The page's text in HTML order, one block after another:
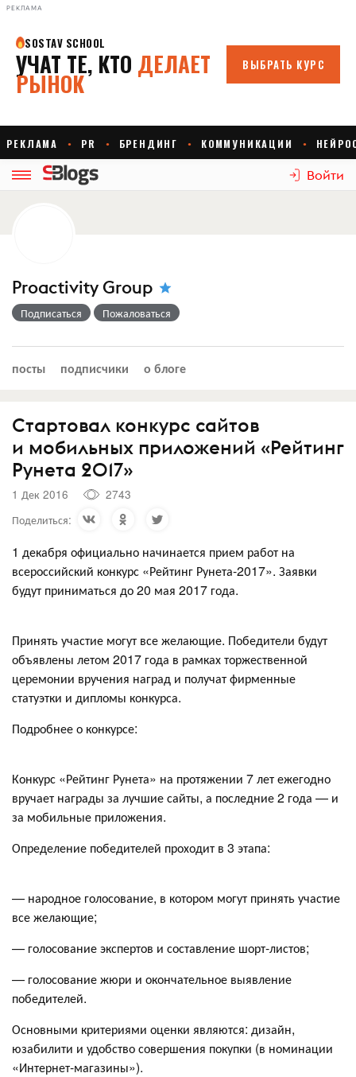
РЕКЛАМА
Войти
Proactivity Group
Подписаться Пожаловаться
посты подписчики о блоге
Стартовал конкурс сайтов
и мобильных приложений «Рейтинг
Рунета 2017»
1 Дек 2016
2743
Поделиться:
1 декабря официально начинается прием работ на
всероссийский конкурс «Рейтинг Рунета-2017». Заявки
будут приниматься до 20 мая 2017 года.
Принять участие могут все желающие. Победители будут
объявлены летом 2017 года в рамках торжественной
церемонии вручения наград и получат фирменные
статуэтки и дипломы конкурса.
Подробнее о конкурсе:
Конкурс «Рейтинг Рунета» на протяжении 7 лет ежегодно
вручает награды за лучшие сайты, а последние 2 года — и
за мобильные приложения.
Определение победителей проходит в 3 этапа:
— народное голосование, в котором могут принять участие
все желающие;
— голосование экспертов и составление шорт-листов;
— голосование жюри и окончательное выявление
победителей.
Основными критериями оценки являются: дизайн,
юзабилити и удобство совершения покупки (в номинации
«Интернет-магазины»).